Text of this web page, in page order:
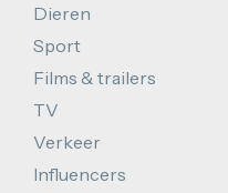
Dieren
Sport
Films & trailers
TV
Verkeer
Influencers